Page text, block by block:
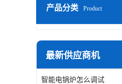
产品分类 Product
最新供应商机
智能电锅炉怎么调试